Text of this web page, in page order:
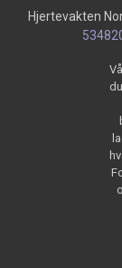
Hjertevakten